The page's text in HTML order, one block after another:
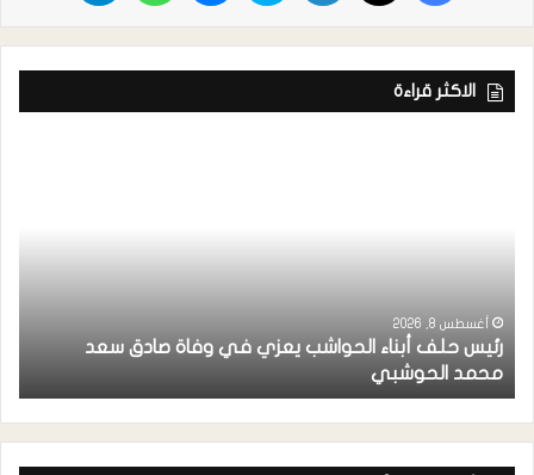
الاكثر قراءة
أغسطس 8, 2026
رئيس حلف أبناء الحواشب يعزي في وفاة صادق سعد
محمد الحوشبي